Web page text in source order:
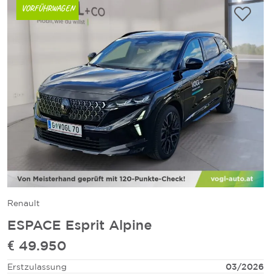
VORFÜHRWAGEN
Renault
ESPACE Esprit Alpine
€ 49.950
Erstzulassung
03/2026